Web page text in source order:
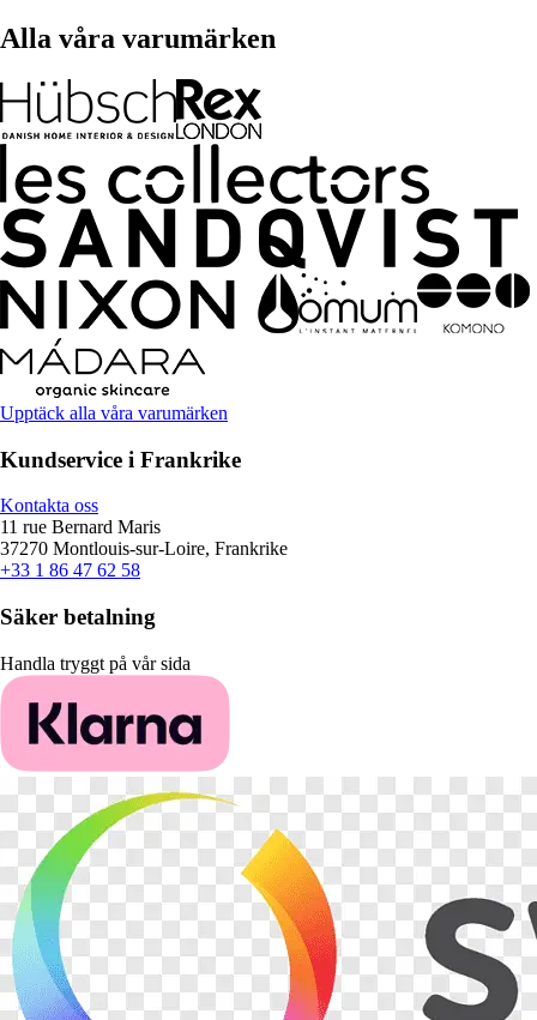
Alla våra varumärken
Upptäck alla våra varumärken
Kundservice i Frankrike
Kontakta oss
11 rue Bernard Maris
37270 Montlouis-sur-Loire, Frankrike
+33 1 86 47 62 58
Säker betalning
Handla tryggt på vår sida